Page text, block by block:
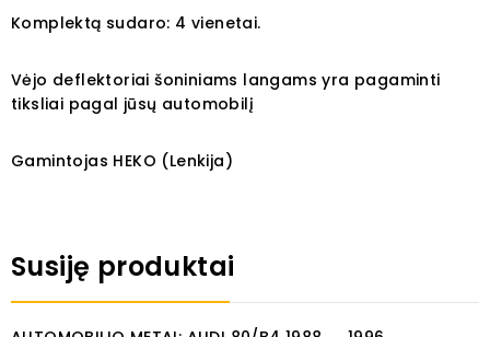
Komplektą sudaro: 4 vienetai.
Vėjo deflektoriai šoniniams langams yra pagaminti
tiksliai pagal jūsų automobilį
Gamintojas HEKO (Lenkija)
Susiję produktai